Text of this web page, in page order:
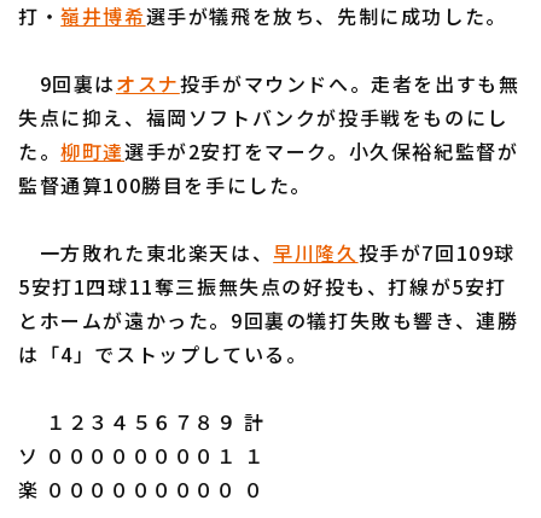
利用規約 プライバシーポリシー
運営会社（別ウィンドウで開く） よくある質問
特定商取引法の表示 アルバイト募集 （別ウィンドウで開く
打・嶺井博希選手が犠飛を放ち、先制に成功した。
9回裏はオスナ投手がマウンドへ。走者を出すも無
失点に抑え、福岡ソフトバンクが投手戦をものにし
た。柳町達選手が2安打をマーク。小久保裕紀監督が
監督通算100勝目を手にした。
一方敗れた東北楽天は、 早川隆久投手が7回109球
5安打1四球11奪三振無失点の好投も、打線が5安打
とホームが遠かった。9回裏の犠打失敗も響き、連勝
は「4」でストップしている。
１２３４５６７８９ 計
ソ ００００００００１ １
楽 ０００００００００ ０